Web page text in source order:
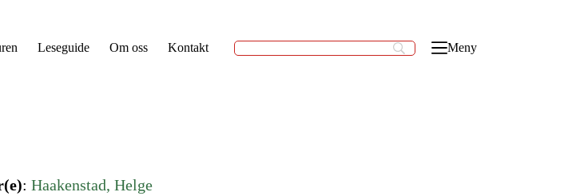
Leseguide Om oss Kontakt Meny
: Haakenstad, Helge